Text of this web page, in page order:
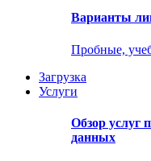
Варианты
Пробные,
Загрузка
Услуги
Обзор услуг
данных